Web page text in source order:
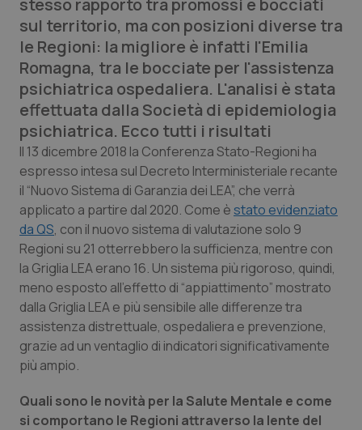
Campania
Emilia-Romagna
Friuli Venezia Giulia
Lazio
Liguria
Lombardia
Marche
Molise
Piemonte
Provincia Autonoma di Bolzano
Car-T
Colesterolo & coronaropatie
Dermatite Atopica
Diabete & glucometri
Disturbi dell’umore
Dolore
Donna & Salute
Epatiti
HIV
Infezioni & Febbre
stesso rapporto tra promossi e bocciati
sul territorio, ma con posizioni diverse tra
le Regioni: la migliore è infatti l'Emilia
Romagna, tra le bocciate per l'assistenza
psichiatrica ospedaliera. L'analisi è stata
effettuata dalla Società di epidemiologia
psichiatrica. Ecco tutti i risultati
Il 13 dicembre 2018 la Conferenza Stato-Regioni ha
espresso intesa sul Decreto Interministeriale recante
il “Nuovo Sistema di Garanzia dei LEA”, che verrà
applicato a partire dal 2020. Come èstato evidenziato
da QS, con il nuovo sistema di valutazione solo 9
Regioni su 21 otterrebbero la sufficienza, mentre con
la Griglia LEA erano 16. Un sistema più rigoroso, quindi,
meno esposto all’effetto di “appiattimento” mostrato
dalla Griglia LEA e più sensibile alle differenze tra
assistenza distrettuale, ospedaliera e prevenzione,
grazie ad un ventaglio di indicatori significativamente
più ampio.
Quali sono le novità per la Salute Mentale e come
si comportano le Regioni attraverso la lente del